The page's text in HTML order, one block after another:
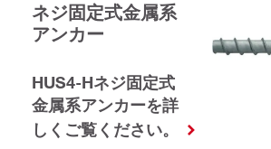
ネジ固定式金属系
アンカー
HUS4-Hネジ固定式
金属系アンカーを詳
しくご覧ください。